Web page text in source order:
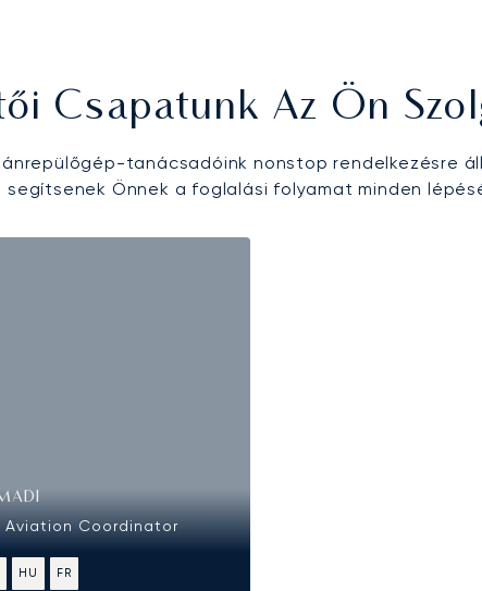
Csapatunk Az Ön
tanácsadóink nonstop rendelkezésre
segítsenek Önnek a foglalási folyamat minden
Aviation Coordinator
HU FR